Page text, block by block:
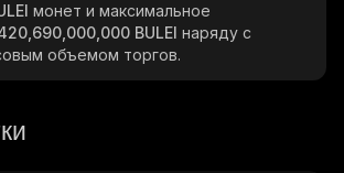
монет и максимальное
BULEI наряду с
объемом торгов.